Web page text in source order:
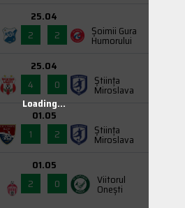
25.04
2
2 Şoimii Gura
Humorului
25.04
4
0 Știința
Miroslava
01.05
1
2 Știința
Miroslava
01.05
2
0 Viitorul
Onești
Loading...